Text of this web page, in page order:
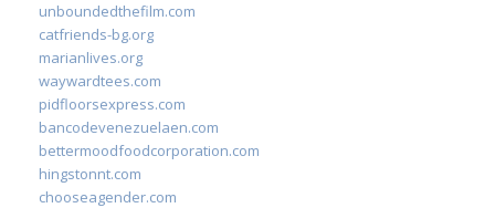
unboundedthefilm.com
catfriends-bg.org
marianlives.org
waywardtees.com
pidfloorsexpress.com
bancodevenezuelaen.com
bettermoodfoodcorporation.com
hingstonnt.com
chooseagender.com